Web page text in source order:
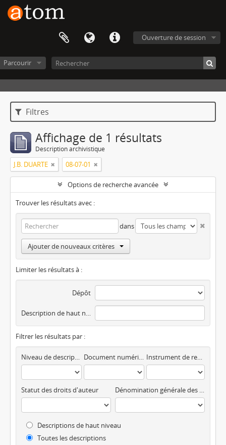
Ouverture de session
Parcourir
Filtres
Affichage de 1 résultats
Description archivistique
J.B. DUARTE 08-07-01
Options de recherche avancée
Trouver les résultats avec :
dans
Ajouter de nouveaux critères
Limiter les résultats à :
Dépôt
Description de haut niveau
Filtrer les résultats par :
Niveau de description Document numérique disponible Instrument de recherche
Statut des droits d'auteur Dénomination générale des documents
Descriptions de haut niveau
Toutes les descriptions